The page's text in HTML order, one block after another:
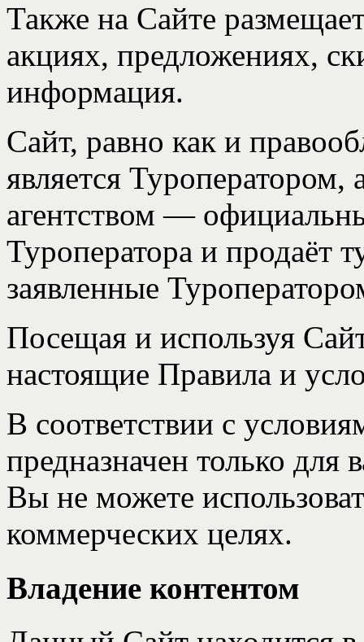
Также на Сайте
акциях, предложениях,
информация.
Сайт, равно как и
является Туроператором,
агентством —
Туроператора и продаёт
заявленные
Посещая и используя
настоящие Правила и
В соответствии с
предназначен только для
Вы не можете
коммерческих целях.
Владение контентом